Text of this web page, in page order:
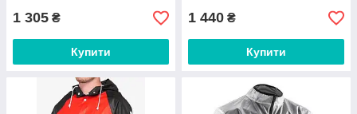
1 305 ₴
Купити
1 440 ₴
Купити